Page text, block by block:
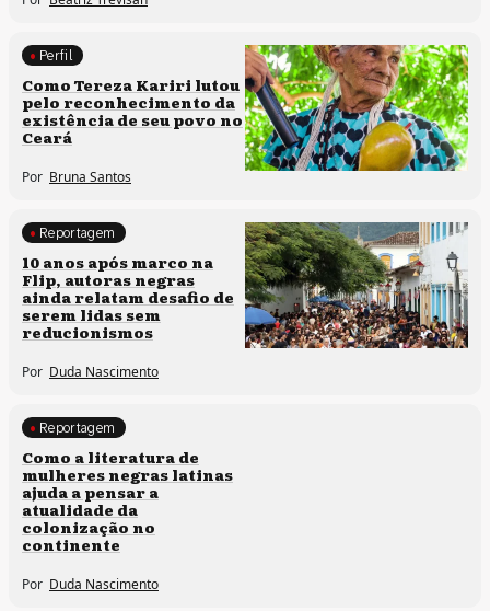
Comunidades tradicionais
Perfil
Como Tereza Kariri lutou
pelo reconhecimento da
existência de seu povo no
Ceará
Por Bruna Santos
Processos artísticos
Reportagem
10 anos após marco na
Flip, autoras negras
ainda relatam desafio de
serem lidas sem
reducionismos
Por Duda Nascimento
Direitos humanos
Reportagem
Como a literatura de
mulheres negras latinas
ajuda a pensar a
atualidade da
colonização no
continente
Por Duda Nascimento